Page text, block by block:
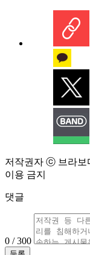
저작권자 ⓒ 브라보
이용 금지
댓글
0 / 300